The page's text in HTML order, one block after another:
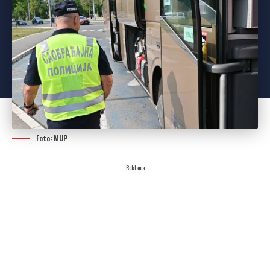
Foto: MUP
Reklama